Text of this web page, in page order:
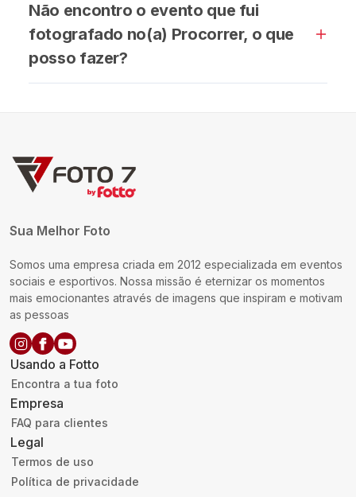
Não encontro o evento que fui
fotografado no(a) Procorrer, o que
posso fazer?
Sua Melhor Foto
Somos uma empresa criada em 2012 especializada em eventos
sociais e esportivos. Nossa missão é eternizar os momentos
mais emocionantes através de imagens que inspiram e motivam
as pessoas
Usando a Fotto
Encontra a tua foto
Empresa
FAQ para clientes
Legal
Termos de uso
Política de privacidade